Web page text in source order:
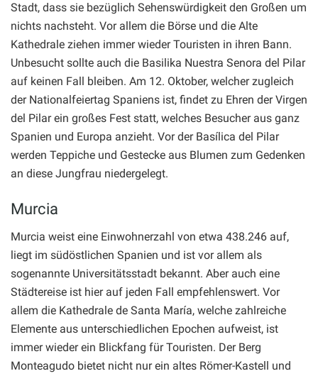
Stadt, dass sie bezüglich Sehenswürdigkeit den Großen um
nichts nachsteht. Vor allem die Börse und die Alte
Kathedrale ziehen immer wieder Touristen in ihren Bann.
Unbesucht sollte auch die Basilika Nuestra Senora del Pilar
auf keinen Fall bleiben. Am 12. Oktober, welcher zugleich
der Nationalfeiertag Spaniens ist, findet zu Ehren der Virgen
del Pilar ein großes Fest statt, welches Besucher aus ganz
Spanien und Europa anzieht. Vor der Basílica del Pilar
werden Teppiche und Gestecke aus Blumen zum Gedenken
an diese Jungfrau niedergelegt.
Murcia
Murcia weist eine Einwohnerzahl von etwa 438.246 auf,
liegt im südöstlichen Spanien und ist vor allem als
sogenannte Universitätsstadt bekannt. Aber auch eine
Städtereise ist hier auf jeden Fall empfehlenswert. Vor
allem die Kathedrale de Santa María, welche zahlreiche
Elemente aus unterschiedlichen Epochen aufweist, ist
immer wieder ein Blickfang für Touristen. Der Berg
Monteagudo bietet nicht nur ein altes Römer-Kastell und